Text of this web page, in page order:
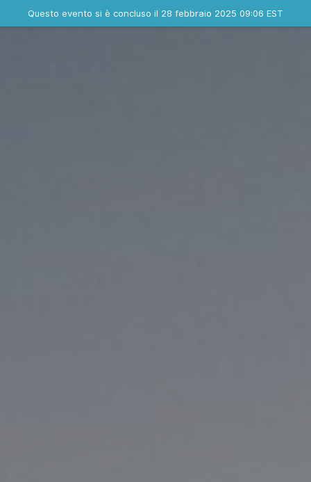
Questo evento si è concluso il 28 febbraio 2025 09:06 EST